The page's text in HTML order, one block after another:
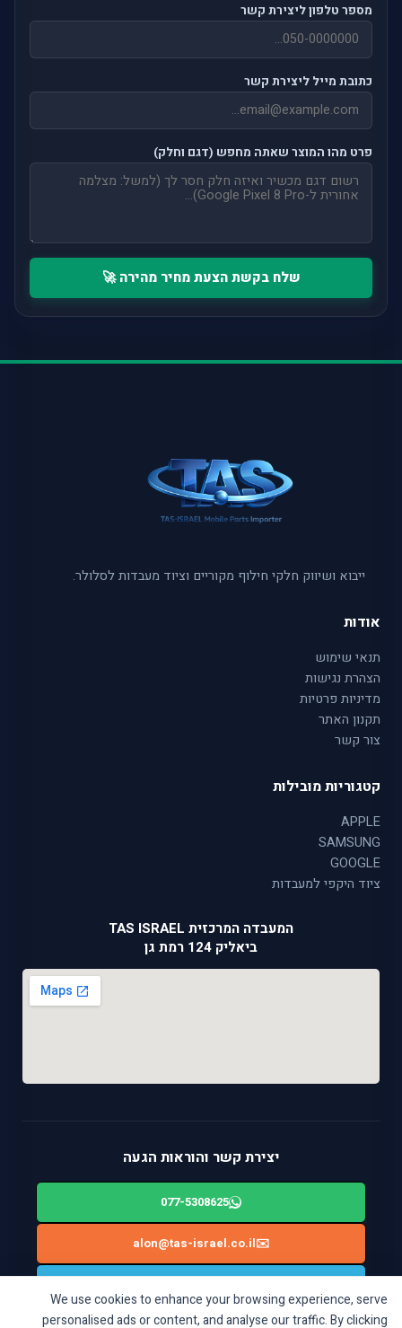
We use cookies to enhance your browsing experience, serve
personalised ads or content, and analyse our traffic. By clicking
מספר טלפון ליצירת קשר
כתובת מייל ליצירת קשר
פרט מהו המוצר שאתה מחפש (דגם וחלק)
שלח בקשת הצעת מחיר מהירה 🚀
ייבוא ושיווק חלקי חילוף מקוריים וציוד מעבדות לסלולר.
אודות
תנאי שימוש
הצהרת נגישות
מדיניות פרטיות
תקנון האתר
צור קשר
קטגוריות מובילות
APPLE
SAMSUNG
GOOGLE
ציוד היקפי למעבדות
המעבדה המרכזית TAS ISRAEL
ביאליק 124 רמת גן
יצירת קשר והוראות הגעה
077-5308625
✉️
alon@tas-israel.co.il